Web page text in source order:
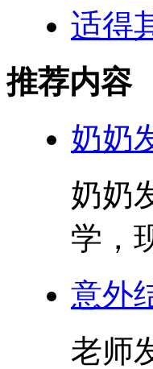
适得
推荐内容
奶奶
奶奶
学，
意外
老师